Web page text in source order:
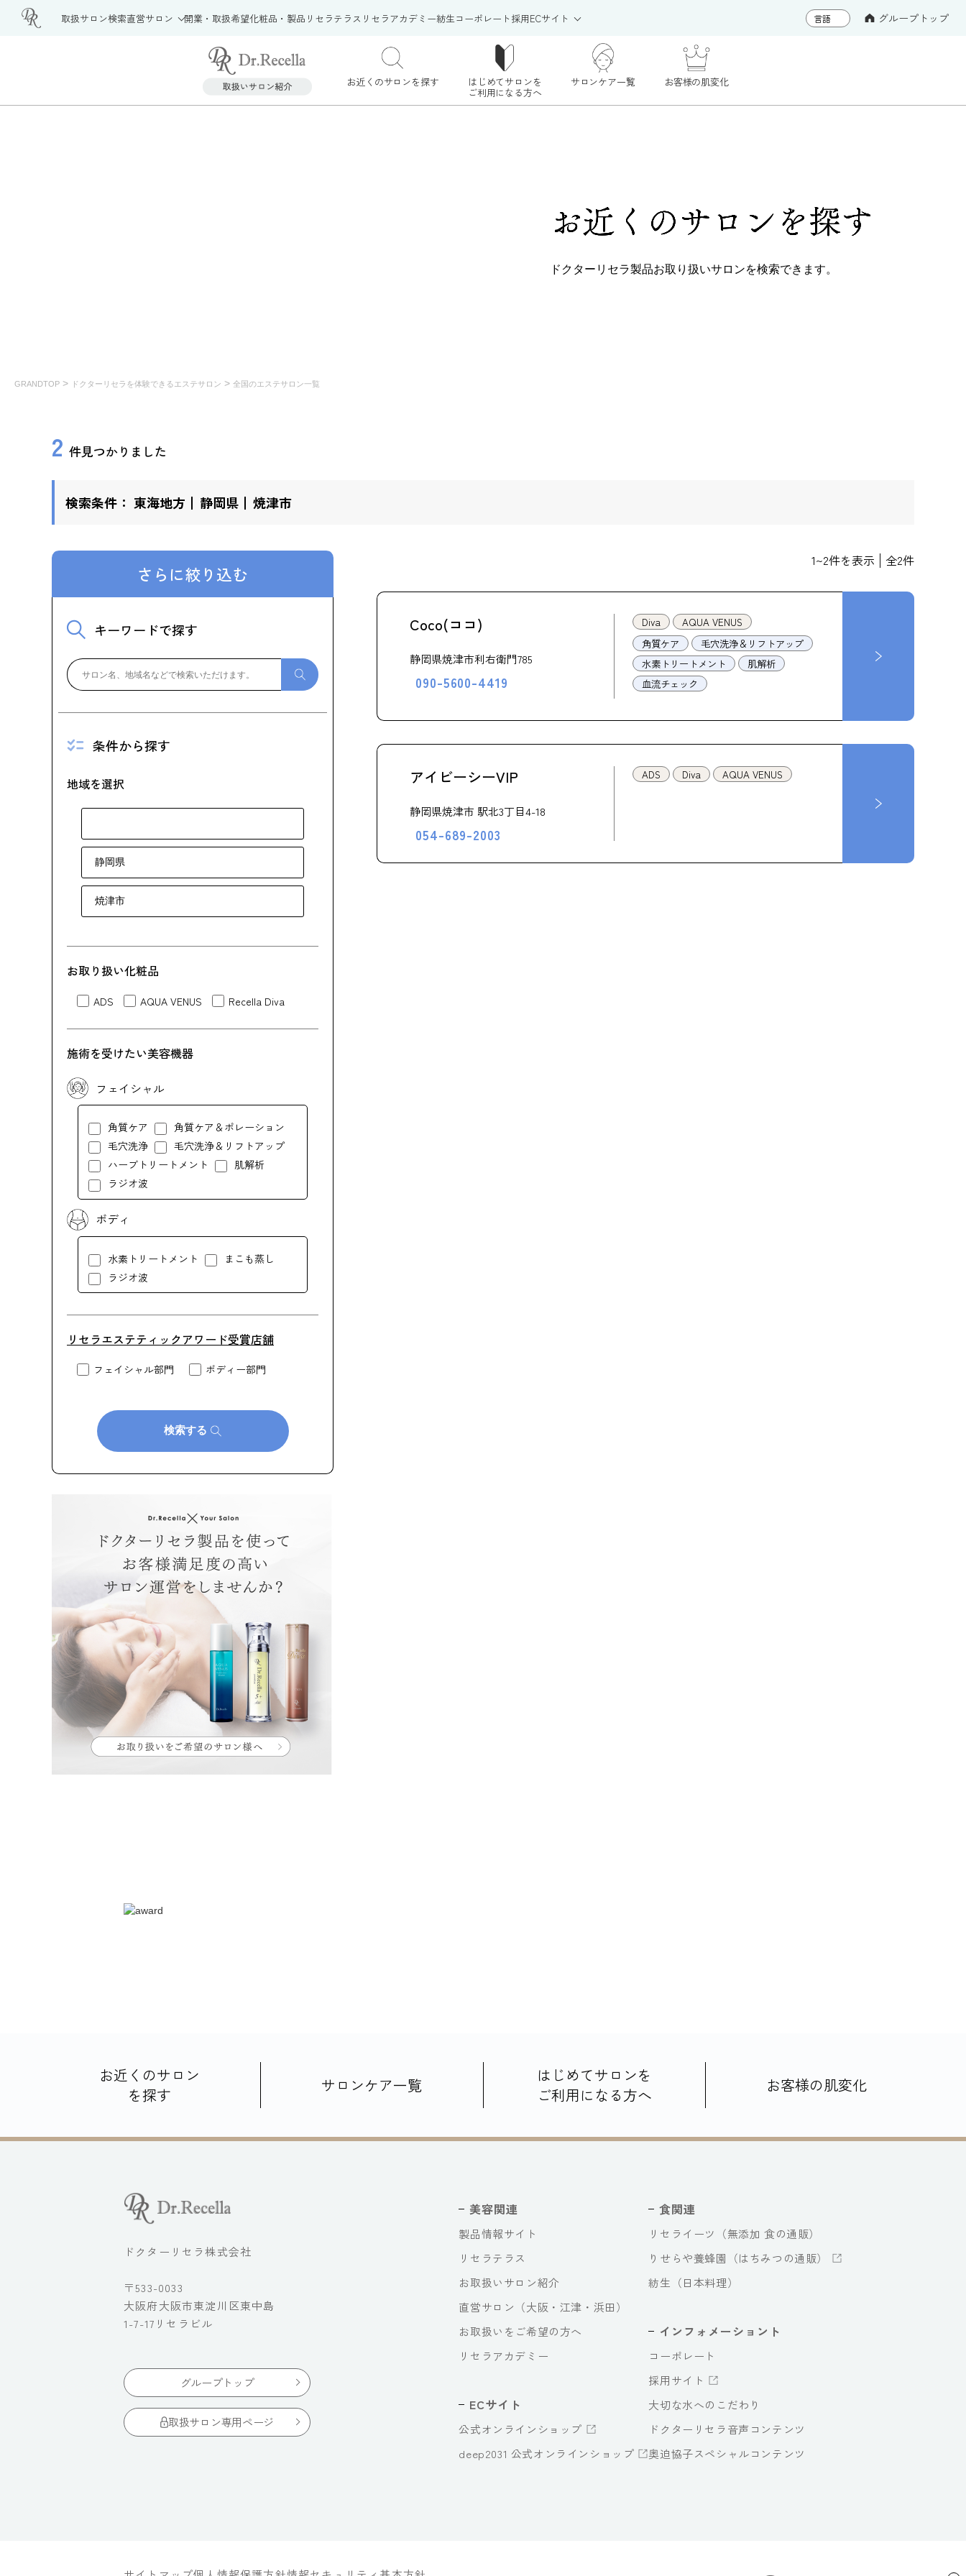
取扱サロン検索直営サロン 開業・取扱希望化粧品・製品 リセラテラス リセラアカデミー紡生コーポレート採用ECサイト グループトップ
お近くのサロンを探す はじめてサロンを
ご利用になる方へ
サロンケア一覧 お客様の肌変化
お近くの サロンを探す
ドクターリセラ製品お取り扱いサロンを検索できます。
GRANDTOP > ドクターリセラを体験できるエステサロン > 全国のエステサロン一覧
2 件見つかりました
検索条件： 東海地方 静岡県 焼津市
さらに絞り込む
キーワードで探す
条件から探す
地域を選択
お取り扱い化粧品
ADS AQUA VENUS Recella Diva
施術を受けたい美容機器
フェイシャル
角質ケア
角質ケア＆ポレーション
毛穴洗浄
毛穴洗浄＆リフトアップ
ハーブトリートメント
肌解析
ラジオ波
ボディ
水素トリートメント
まこも蒸し
ラジオ波
リセラエステティックアワード受賞店舗
フェイシャル部門 ボディー部門
検索する
1~2件を表示 全2件
Coco(ココ)
静岡県焼津市利右衛門785
090-5600-4419
Diva
AQUA VENUS
角質ケア
毛穴洗浄＆リフトアップ
水素トリートメント
肌解析
血流チェック
アイビーシーVIP
静岡県焼津市 駅北3丁目4-18
054-689-2003
ADS Diva AQUA VENUS
お近くのサロン
を探す
サロンケア一覧
はじめてサロンを
ご利用になる方へ
お客様の肌変化
ドクターリセラ株式会社
〒533-0033
大阪府大阪市東淀川区東中島
1-7-17リセラビル
グループトップ
取扱サロン専用ページ
美容関連
製品情報サイト
リセラテラス
お取扱いサロン紹介
直営サロン（大阪・江津・浜田）
お取扱いをご希望の方へ
リセラアカデミー
ECサイト
公式オンラインショップ
deep2031 公式オンラインショップ
食関連
リセライーツ（無添加 食の通販）
りせらや養蜂園（はちみつの通販）
紡生（日本料理）
インフォメーショント
コーポレート
採用サイト
大切な水へのこだわり
ドクターリセラ音声コンテンツ
奥迫協子スペシャルコンテンツ